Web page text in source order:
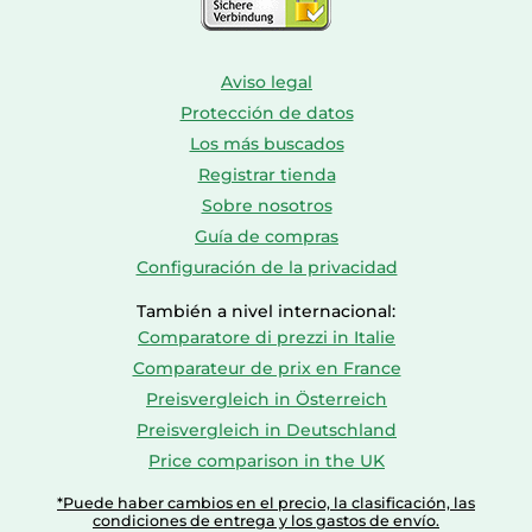
Aviso legal
Protección de datos
Los más buscados
Registrar tienda
Sobre nosotros
Guía de compras
Configuración de la privacidad
También a nivel internacional:
Comparatore di prezzi in Italie
Comparateur de prix en France
Preisvergleich in Österreich
Preisvergleich in Deutschland
Price comparison in the UK
*Puede haber cambios en el precio, la clasificación, las
condiciones de entrega y los gastos de envío.